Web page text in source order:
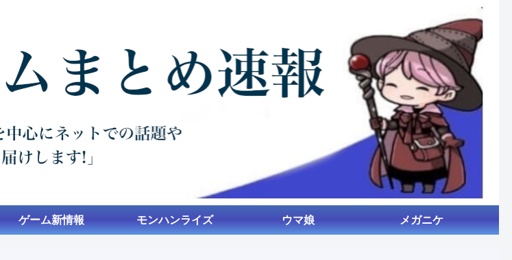
ゲーム新情報 モンハンライズ ウマ娘 メガニケ